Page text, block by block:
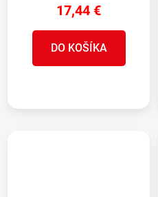
17,44 €
DO KOŠÍKA